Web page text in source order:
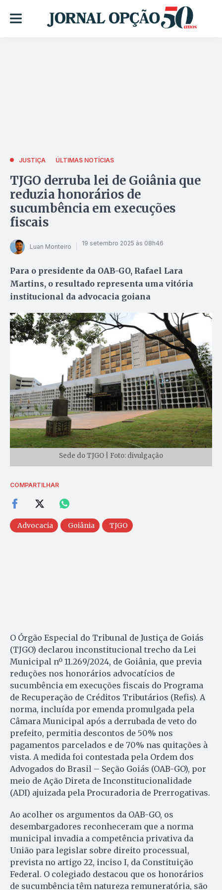
JUSTIÇA ÚLTIMAS NOTÍCIAS
TJGO derruba lei de Goiânia que
reduzia honorários de
sucumbência em execuções
fiscais
Luan Monteiro 19 setembro 2025 às 08h46
Para o presidente da OAB-GO, Rafael Lara
Martins, o resultado representa uma vitória
institucional da advocacia goiana
Sede do TJGO | Foto: divulgação
COMPARTILHAR
Advocacia Goiânia TJGO
O Órgão Especial do Tribunal de Justiça de Goiás
(TJGO) declarou inconstitucional trecho da Lei
Municipal nº 11.269/2024, de Goiânia, que previa
reduções nos honorários advocatícios de
sucumbência em execuções fiscais do Programa
de Recuperação de Créditos Tributários (Refis). A
norma, incluída por emenda promulgada pela
Câmara Municipal após a derrubada de veto do
prefeito, permitia descontos de 50% nos
pagamentos parcelados e de 70% nas quitações à
vista. A medida foi contestada pela Ordem dos
Advogados do Brasil – Seção Goiás (OAB-GO), por
meio de Ação Direta de Inconstitucionalidade
(ADI) ajuizada pela Procuradoria de Prerrogativas.
Ao acolher os argumentos da OAB-GO, os
desembargadores reconheceram que a norma
municipal invadia a competência privativa da
União para legislar sobre direito processual,
prevista no artigo 22, inciso I, da Constituição
Federal. O colegiado destacou que os honorários
de sucumbência têm natureza remuneratória, são